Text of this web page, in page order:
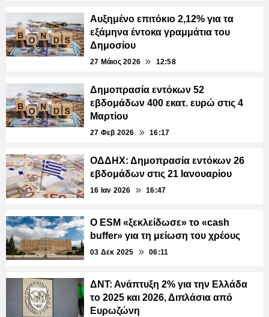
Αυξημένο επιτόκιο 2,12% για τα
εξάμηνα έντοκα γραμμάτια του
Δημοσίου
27 Μάιος 2026 12:58
Δημοπρασία εντόκων 52
εβδομάδων 400 εκατ. ευρώ στις 4
Μαρτίου
27 Φεβ 2026 16:17
ΟΔΔΗΧ: Δημοπρασία εντόκων 26
εβδομάδων στις 21 Ιανουαρίου
16 Ιαν 2026 16:47
Ο ESM «ξεκλείδωσε» το «cash
buffer» για τη μείωση του χρέους
03 Δεκ 2025 06:11
ΔΝΤ: Ανάπτυξη 2% για την Ελλάδα
το 2025 και 2026, Διπλάσια από
Ευρωζώνη